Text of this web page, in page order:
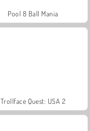
Pool 8 Ball Mania
Trollface Quest: USA 2